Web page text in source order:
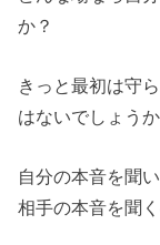
か？
きっと最初は守
はないでしょうか
自分の本音を聞
相手の本音を聞